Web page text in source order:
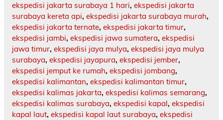
ekspedisi jakarta surabaya 1 hari, ekspedisi jakarta
surabaya kereta api, ekspedisi jakarta surabaya murah,
ekspedisi jakarta ternate, ekspedisi jakarta timur,
ekspedisi jambi, ekspedisi jawa sumatera, ekspedisi
jawa timur, ekspedisi jaya mulya, ekspedisi jaya mulya
surabaya, ekspedisi jayapura, ekspedisi jember,
ekspedisi jemput ke rumah, ekspedisi jombang,
ekspedisi kalimantan, ekspedisi kalimantan timur,
ekspedisi kalimas jakarta, ekspedisi kalimas semarang,
ekspedisi kalimas surabaya, ekspedisi kapal, ekspedisi
kapal laut, ekspedisi kapal laut surabaya, ekspedisi